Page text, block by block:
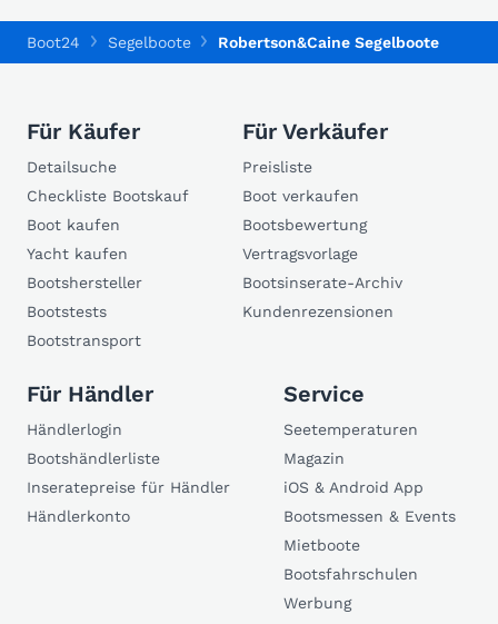
Boot24 Segelboote Robertson&Caine Segelboote
Für Käufer
Detailsuche
Checkliste Bootskauf
Boot kaufen
Yacht kaufen
Bootshersteller
Bootstests
Bootstransport
Für Verkäufer
Preisliste
Boot verkaufen
Bootsbewertung
Vertragsvorlage
Bootsinserate-Archiv
Kundenrezensionen
Für Händler
Händlerlogin
Bootshändlerliste
Inseratepreise für Händler
Händlerkonto
Service
Seetemperaturen
Magazin
iOS & Android App
Bootsmessen & Events
Mietboote
Bootsfahrschulen
Werbung